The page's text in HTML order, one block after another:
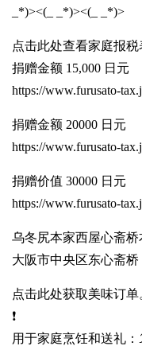
_*)><(_ _*)><(_ _*)>
点击此处查看家庭报税
捐赠金额 15,000 日元
https://www.furusato-
捐赠金额 20000 日元
https://www.furusato-
捐赠价值 30000 日元
https://www.furusato-
乌冬尻本家西屋心斋桥
大阪市中央区东心斋桥
点击此处获取美味订单
❗️
用于家庭烹饪和送礼：